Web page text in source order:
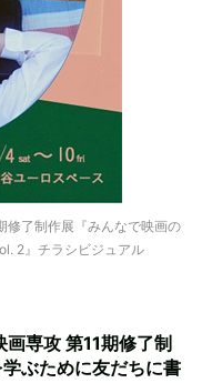
修了制作展『みんなで映画の
2』チラシビジュアル
専攻 第11期修了制
ぶために友だちに書